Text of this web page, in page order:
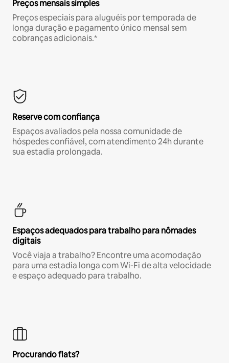
Preços mensais simples
Preços especiais para aluguéis por temporada de
longa duração e pagamento único mensal sem
cobranças adicionais.*
Reserve com confiança
Espaços avaliados pela nossa comunidade de
hóspedes confiável, com atendimento 24h durante
sua estadia prolongada.
Espaços adequados para trabalho para nômades
digitais
Você viaja a trabalho? Encontre uma acomodação
para uma estadia longa com Wi-Fi de alta velocidade
e espaço adequado para trabalho.
Procurando flats?